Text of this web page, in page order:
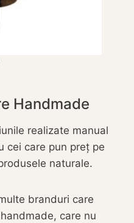
Handmade
realizate manual
cei care pun preț pe
naturale.
branduri care
care nu